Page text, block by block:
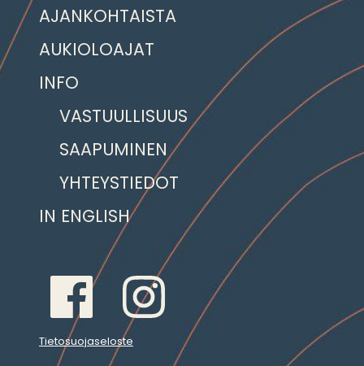
AJANKOHTAISTA
AUKIOLOAJAT
INFO
VASTUULLISUUS
SAAPUMINEN
YHTEYSTIEDOT
IN ENGLISH
Tietosuojaseloste